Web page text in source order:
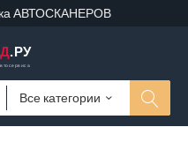
АВТОСКАНЕРОВ
.РУ
Все категории